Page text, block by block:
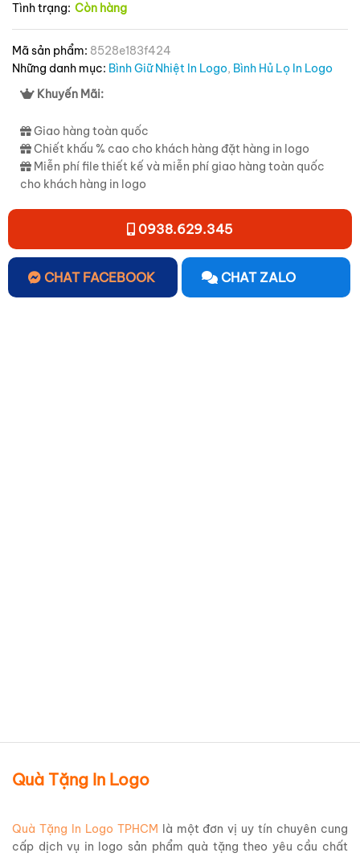
Tình trạng: Còn hàng
Mã sản phẩm: 8528e183f424
Những danh mục: Bình Giữ Nhiệt In Logo, Bình Hủ Lọ In Logo
Khuyến Mãi:
Giao hàng toàn quốc
Chiết khấu % cao cho khách hàng đặt hàng in logo
Miễn phí file thiết kế và miễn phí giao hàng toàn quốc
cho khách hàng in logo
0938.629.345
CHAT FACEBOOK CHAT ZALO
Quà Tặng In Logo
Quà Tặng In Logo TPHCM là một đơn vị uy tín chuyên cung
cấp dịch vụ in logo sản phẩm quà tặng theo yêu cầu chất